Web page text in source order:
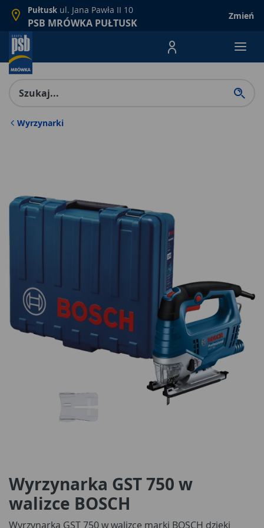
Pułtusk ul. Jana Pawła II 10
PSB MRÓWKA PUŁTUSK
Zmień
Menu Produktów,
Wyrzynarki
Wyrzynarka GST 750 w
walizce BOSCH
Wyrzynarka GST 750 w walizce marki BOSCH dzięki